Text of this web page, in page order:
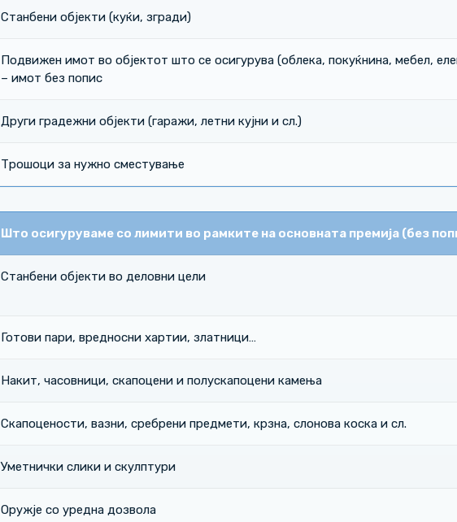
Станбени објекти (куќи, згради)
Подвижен имот во објектот што се осигурува (облека, покуќнина, мебел,
– имот без попис
Други градежни објекти (гаражи, летни кујни и сл.)
Трошоци за нужно сместување
Што осигуруваме со лимити во рамките на основната премија (без
Станбени објекти во деловни цели
Готови пари, вредносни хартии, златници…
Накит, часовници, скапоцени и полускапоцени камења
Скапоцености, вазни, сребрени предмети, крзна, слонова коска и сл.
Уметнички слики и скулптури
Оружје со уредна дозвола